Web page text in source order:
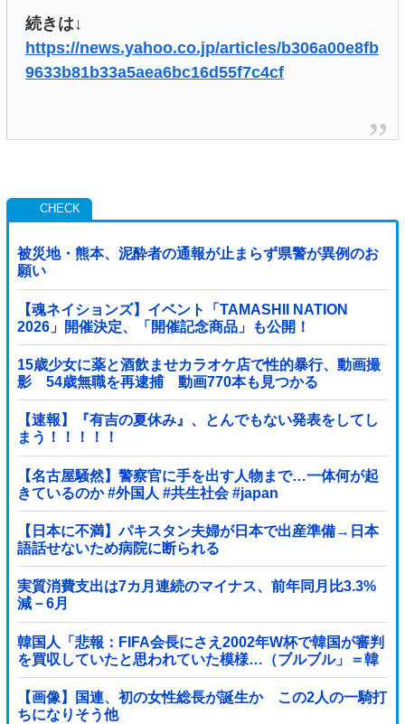
続きは↓
https://news.yahoo.co.jp/articles/b306a00e8fb
9633b81b33a5aea6bc16d55f7c4cf
被災地・熊本、泥酔者の通報が止まらず県警が異例のお
願い
【魂ネイションズ】イベント「TAMASHII NATION
2026」開催決定、「開催記念商品」も公開！
15歳少女に薬と酒飲ませカラオケ店で性的暴行、動画撮
影 54歳無職を再逮捕 動画770本も見つかる
【速報】『有吉の夏休み』、とんでもない発表をしてし
まう！！！！！
【名古屋騒然】警察官に手を出す人物まで…一体何が起
きているのか #外国人 #共生社会 #japan
【日本に不満】パキスタン夫婦が日本で出産準備→日本
語話せないため病院に断られる
実質消費支出は7カ月連続のマイナス、前年同月比3.3%
減－6月
韓国人「悲報：FIFA会長にさえ2002年W杯で韓国が審判
を買収していたと思われていた模様…（ブルブル」＝韓
国の反応
【画像】国連、初の女性総長が誕生か この2人の一騎打
ちになりそう他